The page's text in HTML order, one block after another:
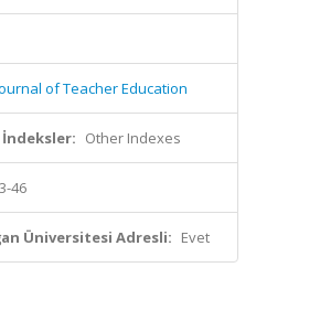
of Teacher Education
İndeksler: Other Indexes
46
Üniversitesi Adresli: Evet